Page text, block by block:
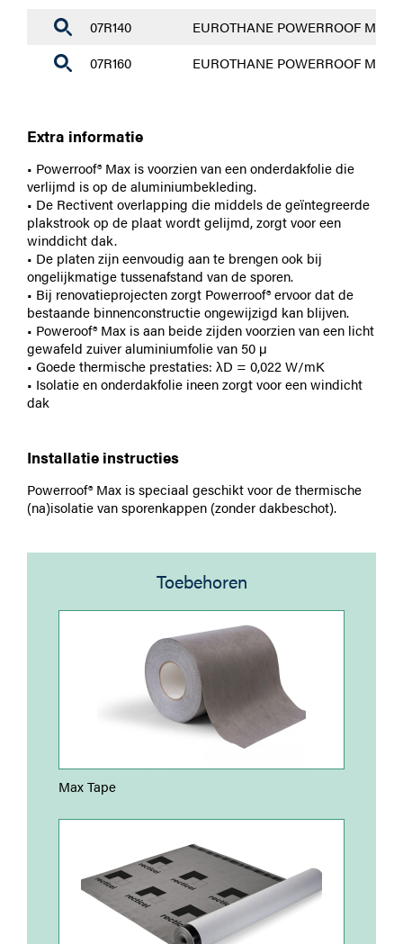
07R140
EUROTHANE POWERROOF MAX
07R160
EUROTHANE POWERROOF MAX
Extra informatie
• Powerroof® Max is voorzien van een onderdakfolie die
verlijmd is op de aluminiumbekleding.
• De Rectivent overlapping die middels de geïntegreerde
plakstrook op de plaat wordt gelijmd, zorgt voor een
winddicht dak.
• De platen zijn eenvoudig aan te brengen ook bij
ongelijkmatige tussenafstand van de sporen.
• Bij renovatieprojecten zorgt Powerroof® ervoor dat de
bestaande binnenconstructie ongewijzigd kan blijven.
• Poweroof® Max is aan beide zijden voorzien van een licht
gewafeld zuiver aluminiumfolie van 50 μ
• Goede thermische prestaties: λD = 0,022 W/mK
• Isolatie en onderdakfolie ineen zorgt voor een windicht
dak
Installatie instructies
Powerroof® Max is speciaal geschikt voor de thermische
(na)isolatie van sporenkappen (zonder dakbeschot).
Toebehoren
Max Tape